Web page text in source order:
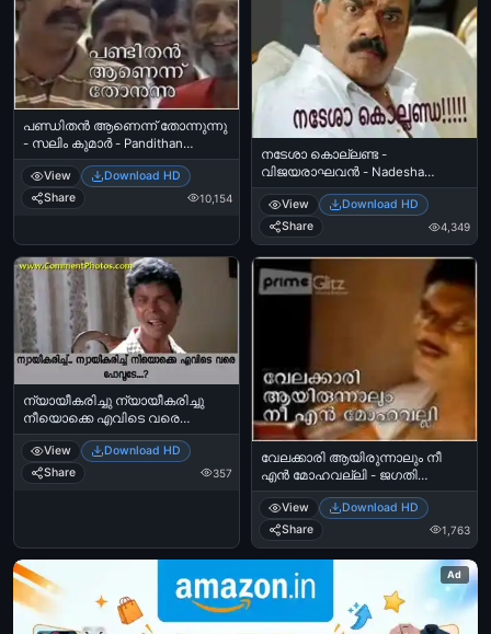
പണ്ഡിതന്‍ ആണെന്ന് തോന്നുന്നു
- സലിം കുമാര്‍ - Pandithan
Aanennu Thonnunnu - Salim
Kumar
View
Download HD
Share
10,154
നടേശാ കൊല്ലണ്ട -
വിജയരാഘവന്‍ - Nadesha
Kollanda - Vijayaraghavan
View
Download HD
Share
4,349
ന്യായീകരിച്ചു ന്യായീകരിച്ചു
നീയൊക്കെ എവിടെ വരെ
പോവുടെ - Nyayekarichu
Nyayeekarichu neeyokke evide
vare pokuvade - ഇന്ദ്രന്‍സ്
പഞ്ചാബിഹൌസ് - Indrans -
View
Download HD
Share
357
വേലക്കാരി ആയിരുന്നാലും നീ
എന്‍ മോഹവല്ലി - ജഗതി
ശ്രീകുമാര്‍ - Velakkaari
Aayirunnalum Nee En Mohavalli -
Jagathy Sreekumar
View
Download HD
Share
1,763
Ad